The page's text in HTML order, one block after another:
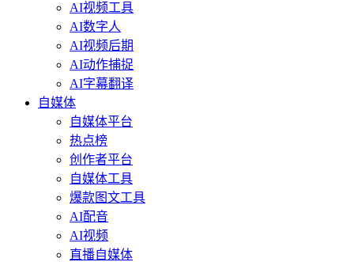
AI视频工具
AI数字人
AI视频后期
AI动作捕捉
AI字幕翻译
自媒体
自媒体平台
热点榜
创作者平台
自媒体工具
爆款图文工具
AI配音
AI视频
直播自媒体